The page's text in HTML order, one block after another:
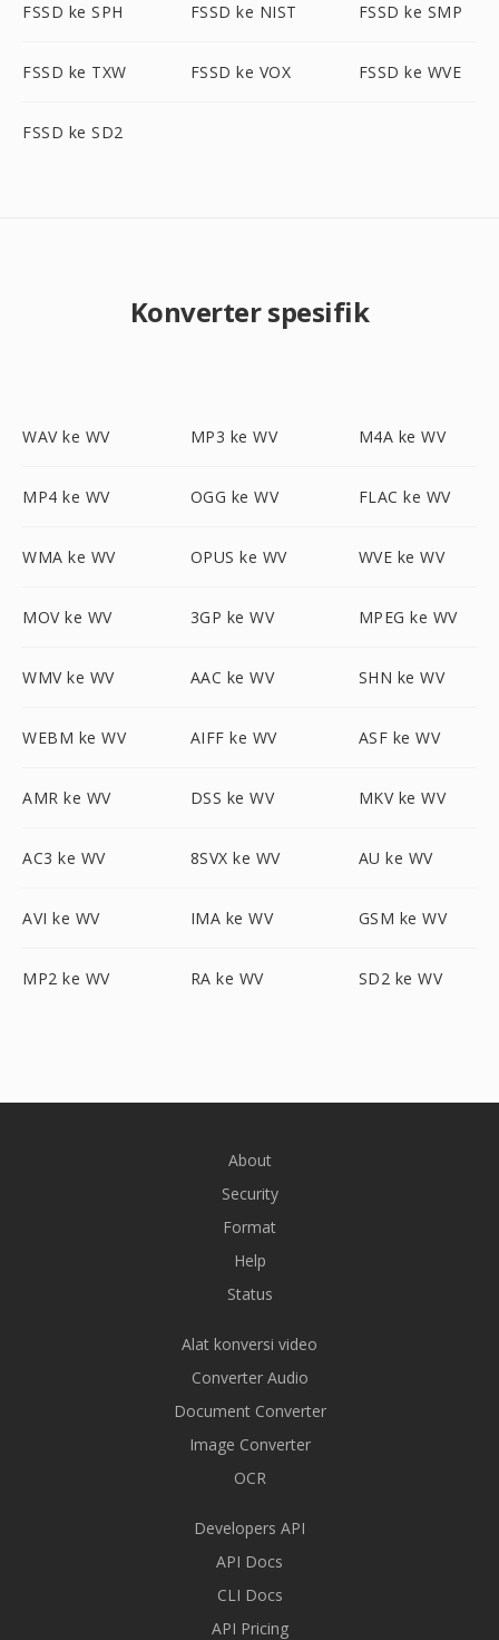
FSSD ke SPH FSSD ke NIST FSSD ke SMP
FSSD ke TXW FSSD ke VOX FSSD ke WVE
FSSD ke SD2
Konverter spesifik
WAV ke WV MP3 ke WV M4A ke WV
MP4 ke WV OGG ke WV FLAC ke WV
WMA ke WV OPUS ke WV WVE ke WV
MOV ke WV 3GP ke WV MPEG ke WV
WMV ke WV AAC ke WV SHN ke WV
WEBM ke WV AIFF ke WV ASF ke WV
AMR ke WV DSS ke WV MKV ke WV
AC3 ke WV 8SVX ke WV AU ke WV
AVI ke WV IMA ke WV GSM ke WV
MP2 ke WV RA ke WV SD2 ke WV
About
Security
Format
Help
Status
Alat konversi video
Converter Audio
Document Converter
Image Converter
OCR
Developers API
API Docs
CLI Docs
API Pricing